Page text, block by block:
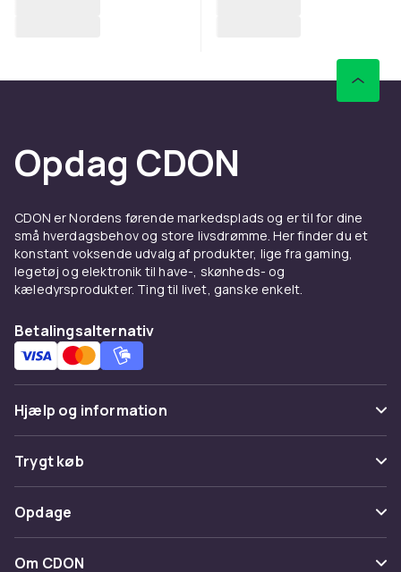
Opdag CDON
CDON er Nordens førende markedsplads og er til for dine
små hverdagsbehov og store livsdrømme. Her finder du et
konstant voksende udvalg af produkter, lige fra gaming,
legetøj og elektronik til have-, skønheds- og
kæledyrsprodukter. Ting til livet, ganske enkelt.
Betalingsalternativ
Hjælp og information
Ofte stillede spørgsmål
Spor pakke
Fortryd & returner her
Kontakt os
Trygt køb
Betaling
Levering
Opdage
Kategorier
Om CDON